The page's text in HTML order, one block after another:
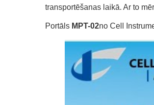
transportēšanas laikā. Ar to
Portāls MPT-02no Cell